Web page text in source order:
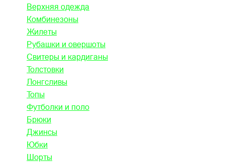
Верхняя одежда
Комбинезоны
Жилеты
Рубашки и овершоты
Свитеры и кардиганы
Толстовки
Лонгсливы
Топы
Футболки и поло
Брюки
Джинсы
Юбки
Шорты